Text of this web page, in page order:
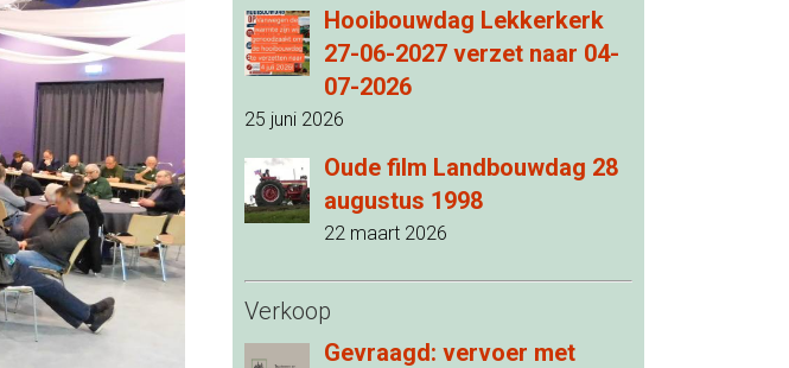
Hooibouwdag Lekkerkerk
27-06-2027 verzet naar 04-
07-2026
25 juni 2026
Oude film Landbouwdag 28
augustus 1998
22 maart 2026
Verkoop
Gevraagd: vervoer met